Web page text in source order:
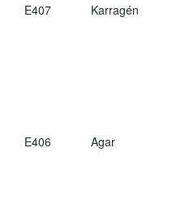
E407 Karragén
E406 Agar